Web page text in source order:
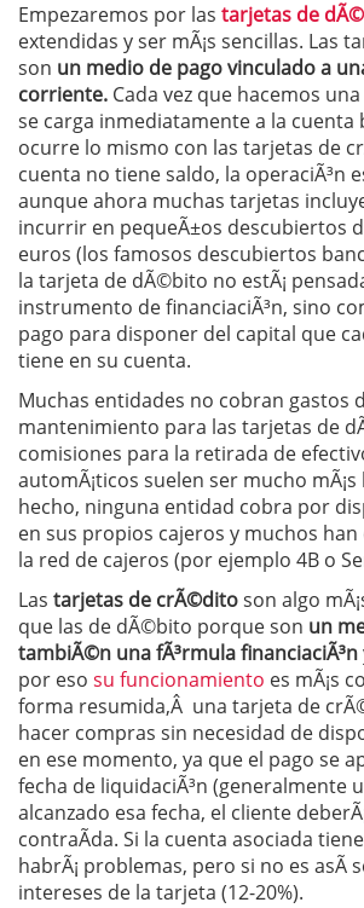
Empezaremos por las tarjetas de
extendidas y ser mÃ¡s sencillas. Las
son un medio de pago vinculado a
corriente. Cada vez que hacemos
se carga inmediatamente a la cuenta
ocurre lo mismo con las tarjetas de
cuenta no tiene saldo, la operaciÃ³n
aunque ahora muchas tarjetas
incurrir en pequeÃ±os descubiertos
euros (los famosos descubiertos
la tarjeta de dÃ©bito no estÃ¡
instrumento de financiaciÃ³n, sino
pago para disponer del capital que
tiene en su cuenta.
Muchas entidades no cobran gastos
mantenimiento para las tarjetas de
comisiones para la retirada de
automÃ¡ticos suelen ser mucho
hecho, ninguna entidad cobra por
en sus propios cajeros y muchos
la red de cajeros (por ejemplo 4B o
Las tarjetas de crÃ©ditoson algo
que las de dÃ©bito porque son un
tambiÃ©n una fÃ³rmula financiaciÃ³n
por eso su funcionamiento es mÃ¡s
forma resumida,Â una tarjeta de
hacer compras sin necesidad de
en ese momento, ya que el pago se
fecha de liquidaciÃ³n (generalmente
alcanzado esa fecha, el cliente
contraÃ­da. Si la cuenta asociada
habrÃ¡ problemas, pero si no es asÃ­
intereses de la tarjeta (12-20%).